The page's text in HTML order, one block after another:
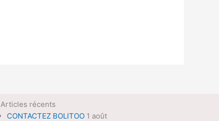
récents
CONTACTEZ BOLITOO 1 août